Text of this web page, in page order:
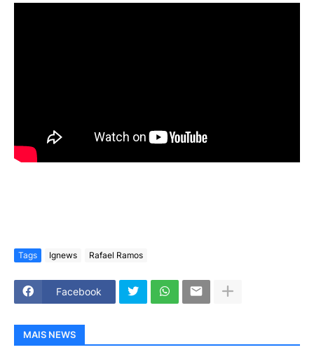
Tags Ignews Rafael Ramos
Facebook
MAIS NEWS